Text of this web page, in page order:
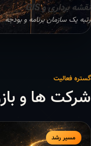
نقشه برداری و GIS
رتبه یک سازمان برنامه و بودجه
گستره فعالیت
شرکت ها و
مسیر رشد